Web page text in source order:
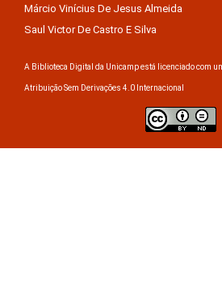
Márcio Vinícius De Jesus Almeida
Saul Victor De Castro E Silva
A Biblioteca Digital da Unicamp está licenciado com
Atribuição Sem Derivações 4.0 Internacional